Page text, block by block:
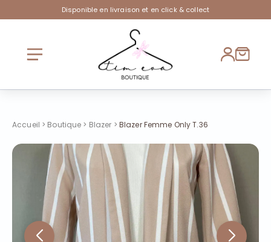
Disponible en livraison et en click & collect
Accueil > Boutique > Blazer > Blazer Femme Only T.36